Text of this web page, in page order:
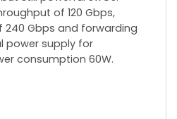
of 120 Gbps,
Gbps and forwarding
power supply for
consumption 60W.